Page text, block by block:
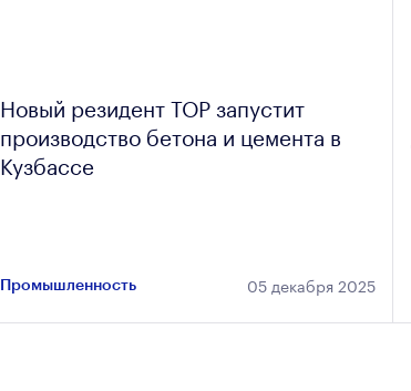
Новый резидент ТОР запустит
производство бетона и цемента в
Кузбассе
Промышленность 05 декабря 2025